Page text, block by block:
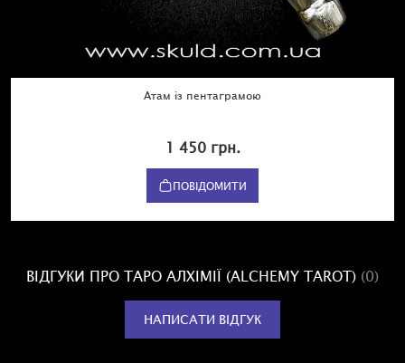
Атам із пентаграмою
1 450 грн.
ПОВІДОМИТИ
ВІДГУКИ ПРО ТАРО АЛХІМІЇ (ALCHEMY TAROT) (0)
НАПИСАТИ ВІДГУК